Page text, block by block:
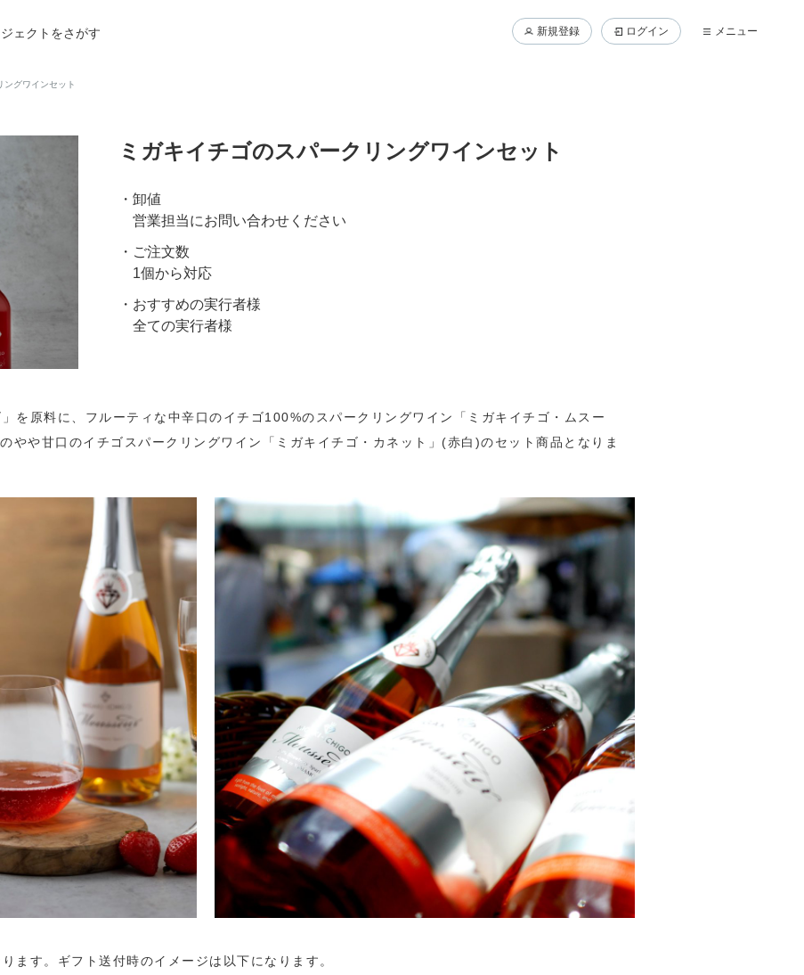
ェクトをさがす 新規登録 ログイン メニュー
ングワインセット
ミガキイチゴのスパークリングワインセット
卸値
営業担当にお問い合わせください
ご注文数
1個から対応
おすすめの実行者様
全ての実行者様
を原料に、フルーティな中辛口のイチゴ100%のスパークリングワイン「ミガキイチゴ・ムスー
やや甘口のイチゴスパークリングワイン「ミガキイチゴ・カネット」(赤白)のセット商品となりま
ます。ギフト送付時のイメージは以下になります。